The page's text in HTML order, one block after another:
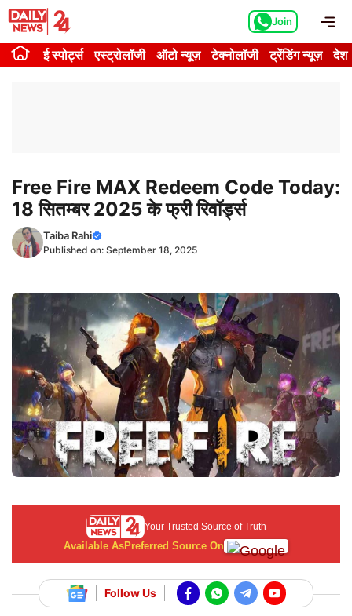
Skip
content
Join
ई स्पोर्ट्स एस्ट्रोलॉजी ऑटो न्यूज़ टेक्नोलॉजी ट्रेंडिंग न्यूज़ देश
Free Fire MAX Redeem Code Today:
18 सितम्बर 2025 के फ्री रिवॉर्ड्स
Taiba Rahi
Published on: September 18, 2025
Your Trusted Source of Truth
Available AsPreferred Source On
Follow Us